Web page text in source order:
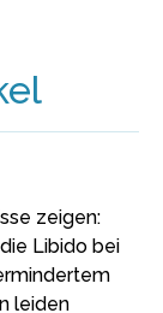
zeigen:
Libido bei
leiden